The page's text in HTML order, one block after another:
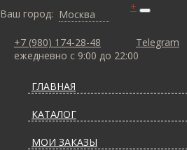
Ваш город: Москва
+7 (980) 174-28-48
Telegram
ежедневно с 9:00 до 22:00
+
ГЛАВНАЯ
КАТАЛОГ
МОИ ЗАКАЗЫ